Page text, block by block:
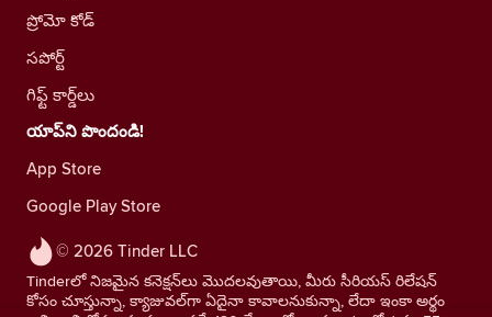
© 2026 Tinder LLC
Tinderలో నిజమైన కనెక్షన్‌లు మొదలవుతాయి, మీరు సీరియస్ రిలేషన్
కోసం చూస్తున్నా, క్యాజువల్‌గా ఏదైనా కావాలనుకున్నా, లేదా ఇంకా అర్థం
ప్రోమో కోడ్
సపోర్ట్
గిఫ్ట్ కార్డ్‌లు
యాప్‌ని పొందండి!
App Store
Google Play Store